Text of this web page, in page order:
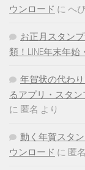
ウンロード に へ
お正月スタン
類！LINE年末年
年賀状の代わ
るアプリ・スタ
に 匿名 より
動く年賀スタ
ウンロード に 匿名